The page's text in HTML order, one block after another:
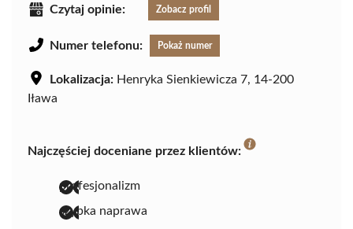
Czytaj opinie: Zobacz profil
Numer telefonu: Pokaż numer
Lokalizacja: Henryka Sienkiewicza 7, 14-200
Iława
Najczęściej doceniane przez klientów:
profesjonalizm
szybka naprawa